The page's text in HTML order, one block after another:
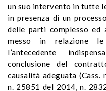
un suo intervento in tutte
in presenza di un
delle parti complesso
messo in relazione
l’antecedente
conclusione del
causalità adeguata
n. 25851 del 2014, n.